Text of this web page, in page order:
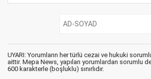
UYARI: Yorumların her türlü cezai ve hukuki
aittir. Mepa News, yapılan yorumlardan sorumlu
600 karakterle (boşluklu) sınırlıdır.